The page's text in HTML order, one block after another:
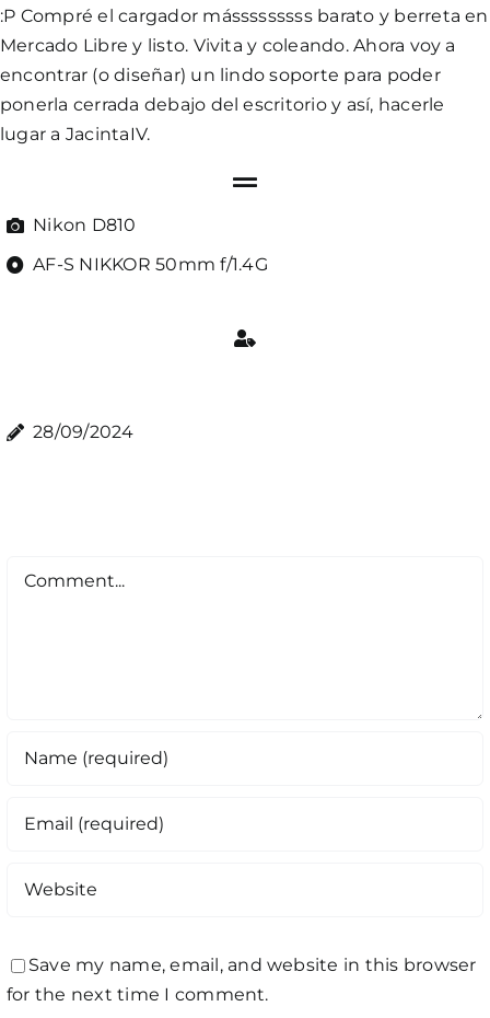
:P Compré el cargador másssssssss barato y berreta en
Mercado Libre y listo. Vivita y coleando. Ahora voy a
encontrar (o diseñar) un lindo soporte para poder
ponerla cerrada debajo del escritorio y así, hacerle
lugar a JacintaIV.
Nikon D810
AF-S NIKKOR 50mm f/1.4G
28/09/2024
Comment
Save my name, email, and website in this browser
for the next time I comment.